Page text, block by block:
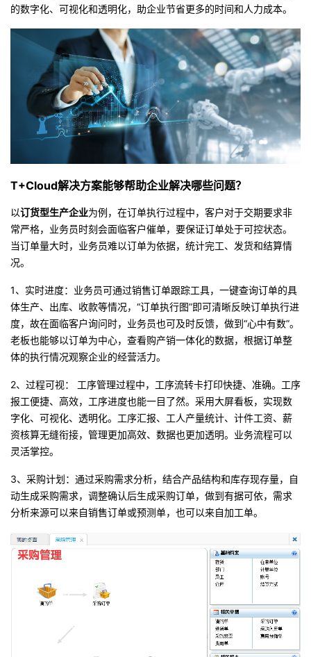
程
认
证
的
实
我
的
藏
支
持
声
建
的数字化、可视化和透明化， 助企业节省更多的时间和人力成本。
T+Cloud解决方案能够帮助企业解决哪些问题？
以订货型生产企业为例， 在订单执行过程中，客户对于交期要求非
常严格，业务员时刻会面临客户催单，要保证订单处于可控状态。
当订单量大时，业务员难以订单为依据，统计完工、发货和结算情
况。
1、 实时进度：业务员可通过销售订单跟踪工具，一键查询订单的具
体生产、出库、收款等情况，“订单执行图”即可清晰反映订单执行进
度，故在面临客户询问时，业务员也可及时反馈，做到“心中有数”。
老板也能够以订单为中心，查看购产销一体化的数据，根据订单整
体的执行情况观察企业的经营活力。
2、 过程可视：
工序管理过程中，工序流转卡打印快捷、准确。工序
报工便捷、高效，工序进度也能一目了然。采用大屏看板，实现数
字化、可视化、透明化。工序汇报、工人产量统计、计件工资、薪
资核算无缝衔接，管理更加高效、数据也更加透明。 业务流程可以
灵活掌控。
3、采购计划： 通过采购需求分析， 结合产品结构和库存现存量，
自
动生成采购需求， 调整确认后生成采购订单， 做到有据可依， 需求
分析来源可以来自销售订单或预测单， 也可以来自加工单。